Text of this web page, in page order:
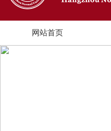
网站首页